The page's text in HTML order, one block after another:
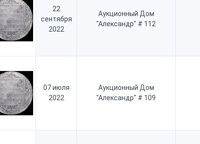
22
сентября
2022
Аукционный Дом
"Александр" # 112
07 июля
2022
Аукционный Дом
"Александр" # 109